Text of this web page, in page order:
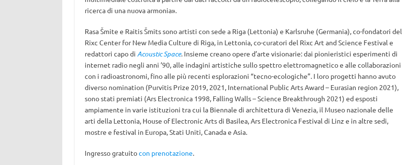
ricerca di una nuova armonia».
Rasa Šmite e Raitis Šmits sono artisti con sede a Riga (Lettonia) e Karlsruhe (Germania), co-fondatori del
Rixc Center for New Media Culture di Riga, in Lettonia, co-curatori del Rixc Art and Science Festival e
redattori capo di Acoustic Space. Insieme creano opere d’arte visionarie: dai pionieristici esperimenti di
internet radio negli anni ’90, alle indagini artistiche sullo spettro elettromagnetico e alle collaborazioni
con i radioastronomi, fino alle più recenti esplorazioni “tecno-ecologiche”. I loro progetti hanno avuto
diverso nomination (Purvitis Prize 2019, 2021, International Public Arts Award – Eurasian region 2021),
sono stati premiati (Ars Electronica 1998, Falling Walls – Science Breakthrough 2021) ed esposti
ampiamente in varie istituzioni tra cui la Biennale di architettura di Venezia, il Museo nazionale delle
arti della Lettonia, House of Electronic Arts di Basilea, Ars Electronica Festival di Linz e in altre sedi,
mostre e festival in Europa, Stati Uniti, Canada e Asia.
Ingresso gratuitocon prenotazione.